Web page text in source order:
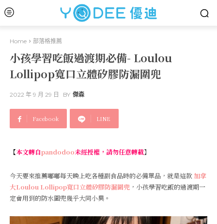
Home 部落格推薦
小孩學習吃飯過渡期必備- Loulou
Lollipop寬口立體矽膠防漏圍兜
2022 年 9 月 29 日 BY 傑森
Facebook LINE
【本文轉自pandodoo未經授權，請勿任意轉載】
今天要來推薦嘟嘟每天晚上吃各種副食品時的必備單品，就是這款 加拿
大Loulou Lollipop寬口立體矽膠防漏圍兜 ，小孩學習吃飯的過渡期一
定會用到的防水圍兜幾乎大同小異。